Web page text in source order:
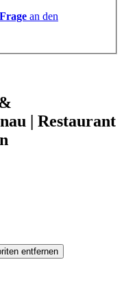
an den
| Restaurant
entfernen